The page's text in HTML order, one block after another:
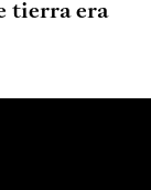
tierra era